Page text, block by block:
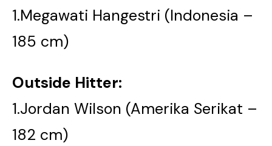
1.Megawati Hangestri (Indonesia –
185 cm)
Outside Hitter:
1.Jordan Wilson (Amerika Serikat –
182 cm)